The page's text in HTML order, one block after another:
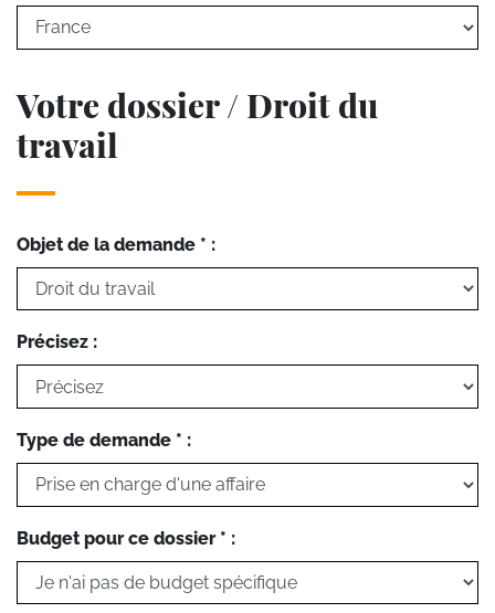
Votre dossier / Droit du
travail
Objet de la demande * :
Précisez :
Type de demande * :
Budget pour ce dossier * :